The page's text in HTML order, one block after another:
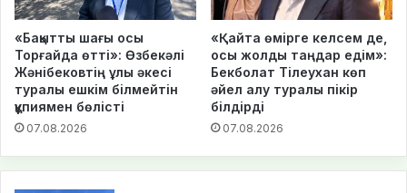
«Бақытты шағы осы
Торғайда өтті»: Өзбекәлі
Жәнібековтің ұлы әкесі
туралы ешкім білмейтін
құпиямен бөлісті
07.08.2026
«Қайта өмірге келсем де,
осы жолды таңдар едім»:
Бекболат Тілеухан көп
әйел алу туралы пікір
білдірді
07.08.2026